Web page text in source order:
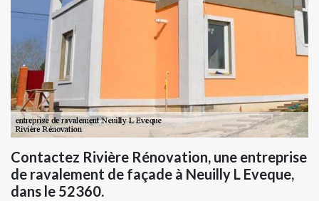
Contactez Rivière Rénovation, une entreprise
de ravalement de façade à Neuilly L Eveque,
dans le 52360.